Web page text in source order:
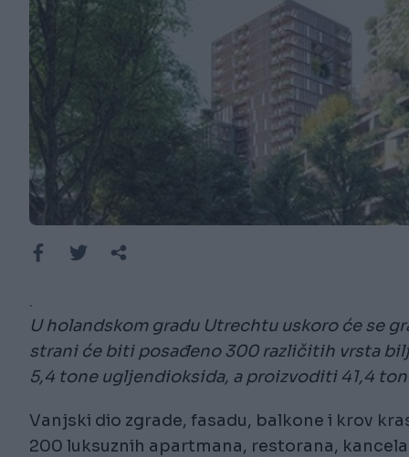
.
U holandskom gradu Utrechtu uskoro će se
strani će biti posađeno 300 različitih vrsta
5,4 tone ugljendioksida, a proizvoditi 41,4
Vanjski dio zgrade, fasadu, balkone i krov
200 luksuznih apartmana, restorana,